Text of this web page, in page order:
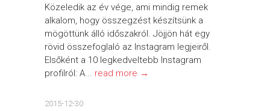
Közeledik az év vége, ami mindig remek
alkalom, hogy összegzést készítsünk a
mögöttünk álló időszakról. Jöjjön hát egy
rövid összefoglaló az Instagram legjeiről.
Elsőként a 10 legkedveltebb Instagram
profilról: A... read more →
2015-12-30